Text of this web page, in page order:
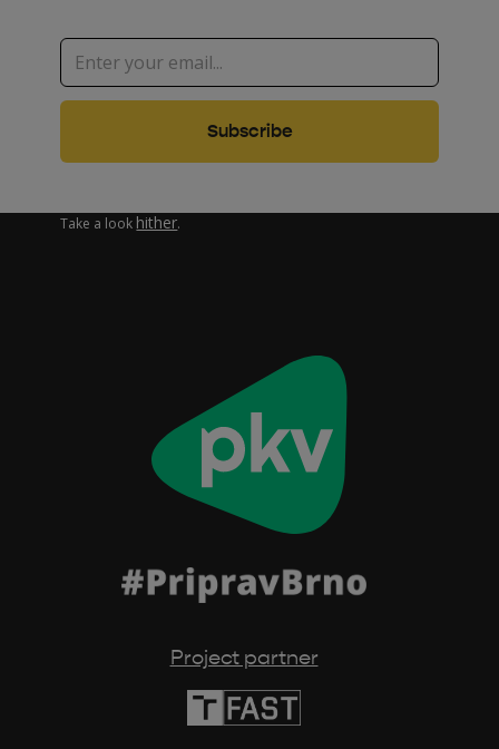
Take a look hither.
Project partner